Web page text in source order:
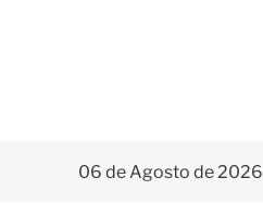
06 de Agosto de 2026